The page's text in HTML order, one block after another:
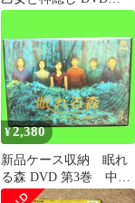
BOX 上巻 [DVD] 望月
ズあい (出演) & 1 その
他 形式: DVD
¥2,380
新品ケース収納 眠れ
る森 DVD 第3巻 中山
美穂 木村拓哉